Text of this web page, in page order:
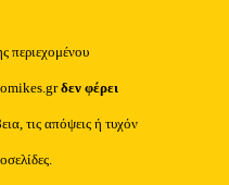
περιεχομένου
δεν φέρει
τις απόψεις ή τυχόν